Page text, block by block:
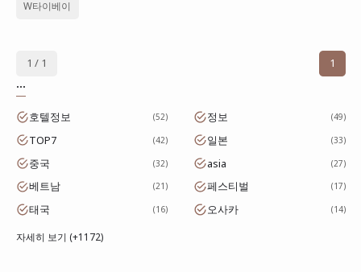
W타이베이
1 / 1
1
...
호텔정보 52 정보 49
TOP7 42 일본 33
중국 32 asia 27
베트남 21 페스티벌 17
태국 16 오사카 14
자세히 보기 (+1172)